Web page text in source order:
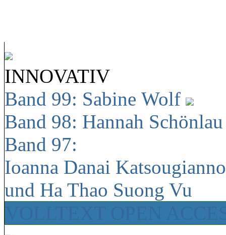
INNOVATIV
Band 99: Sabine Wolf
Band 98: Hannah
Band 97:
Ioanna Danai
und Ha Thao Suong Vu